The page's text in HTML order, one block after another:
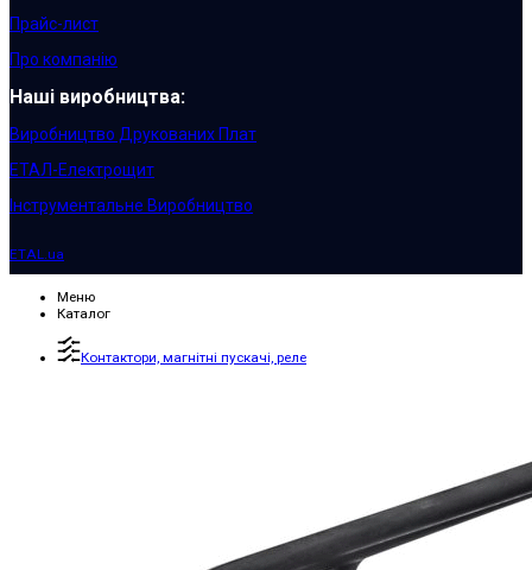
Прайс-лист
Про компанію
Наші виробництва:
Виробництво Друкованих Плат
ЕТАЛ-Електрощит
Інструментальне Виробництво
ETAL.ua
Меню
Каталог
Контактори, магнітні пускачі, реле